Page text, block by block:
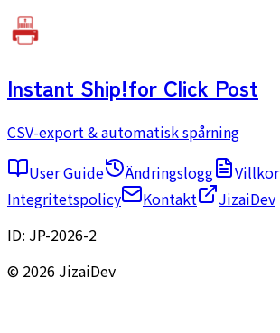
Instant Ship!for Click Post
CSV-export & automatisk spårning
User Guide
Ändringslogg
Villkor
Integritetspolicy
Kontakt
JizaiDev
ID: JP-2026-2
© 2026 JizaiDev